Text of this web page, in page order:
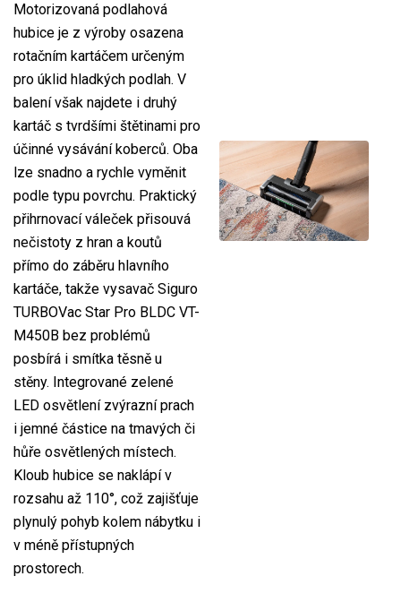
Motorizovaná podlahová
hubice je z výroby osazena
rotačním kartáčem určeným
pro úklid hladkých podlah. V
balení však najdete i druhý
kartáč s tvrdšími štětinami pro
účinné vysávání koberců. Oba
lze snadno a rychle vyměnit
podle typu povrchu. Praktický
přihrnovací váleček přisouvá
nečistoty z hran a koutů
přímo do záběru hlavního
kartáče, takže vysavač Siguro
TURBOVac Star Pro BLDC VT-
M450B bez problémů
posbírá i smítka těsně u
stěny. Integrované zelené
LED osvětlení zvýrazní prach
i jemné částice na tmavých či
hůře osvětlených místech.
Kloub hubice se naklápí v
rozsahu až 110°, což zajišťuje
plynulý pohyb kolem nábytku i
v méně přístupných
prostorech.